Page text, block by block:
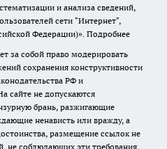
и анализа сведений,
сети "Интернет",
Федерации)». Подробнее
за собой право модерировать
сохранения конструктивности
РФ и
сайте не допускаются
брань, разжигающие
ненависть или вражду, а
размещение ссылок не
не соблюдающих эти требования,